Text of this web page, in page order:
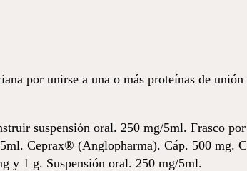
por unirse a una o más proteínas de
suspensión oral. 250 mg/5ml. Frasco
Ceprax® (Anglopharma). Cáp. 500 mg.
y 1 g. Suspensión oral. 250 mg/5ml.